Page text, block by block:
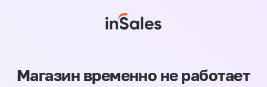
Магазин временно не работает